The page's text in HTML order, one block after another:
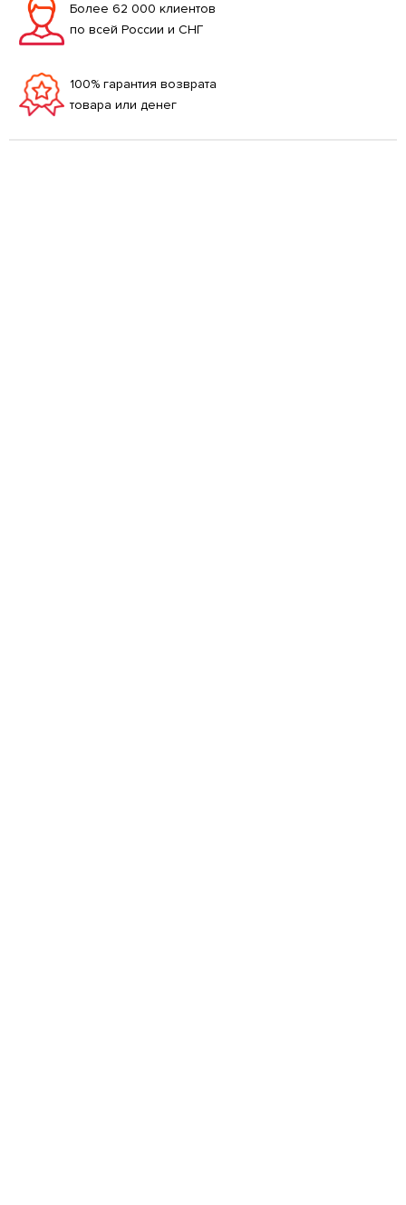
Более 62 000 клиентов
по всей России и СНГ
100% гарантия возврата
товара или денег